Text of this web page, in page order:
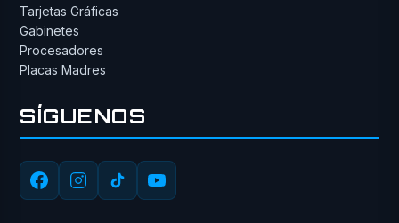
Tarjetas Gráficas
Gabinetes
Procesadores
Placas Madres
SÍGUENOS